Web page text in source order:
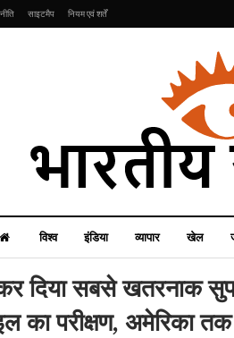
साइटमैप नियम एवं शर्तें
विश्व इंडिया व्यापार खेल
कर दिया सबसे खतरनाक
का परीक्षण, अमेरिका